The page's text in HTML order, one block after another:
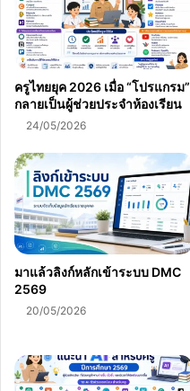
ครูไทยยุค 2026 เมื่อ “โปรแกรม”
กลายเป็นผู้ช่วยประจำห้องเรียน
24/05/2026
มาแล้วลิงก์หลักเข้าระบบ DMC
2569
20/05/2026